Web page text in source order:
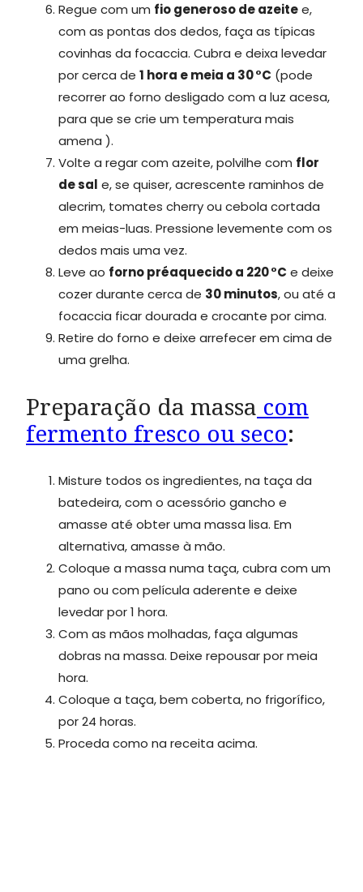
Regue com um fio generoso de azeitee,
com as pontas dos dedos, faça as típicas
covinhas da focaccia. Cubra e deixa levedar
por cerca de 1 hora e meia a 30 °C (pode
recorrer ao forno desligado com a luz acesa,
para que se crie um temperatura mais
amena ).
Volte a regar com azeite, polvilhe com flor
de sal e, se quiser, acrescente raminhos de
alecrim, tomates cherry ou cebola cortada
em meias-luas. Pressione levemente com os
dedos mais uma vez.
Leve ao forno préaquecido a 220 °C e deixe
cozer durante cerca de 30 minutos, ou até a
focaccia ficar dourada e crocante por cima.
Retire do forno e deixe arrefecer em cima de
uma grelha.
Preparação da massa com
fermento fresco ou seco:
Misture todos os ingredientes, na taça da
batedeira, com o acessório gancho e
amasse até obter uma massa lisa. Em
alternativa, amasse à mão.
Coloque a massa numa taça, cubra com um
pano ou com película aderente e deixe
levedar por 1 hora.
Com as mãos molhadas, faça algumas
dobras na massa. Deixe repousar por meia
hora.
Coloque a taça, bem coberta, no frigorífico,
por 24 horas.
Proceda como na receita acima.